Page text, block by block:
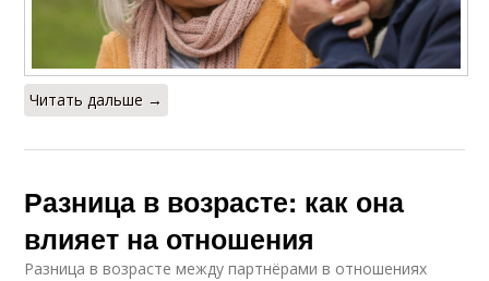
Читать дальше →
Разница в возрасте: как она
влияет на отношения
Разница в возрасте между партнёрами в отношениях